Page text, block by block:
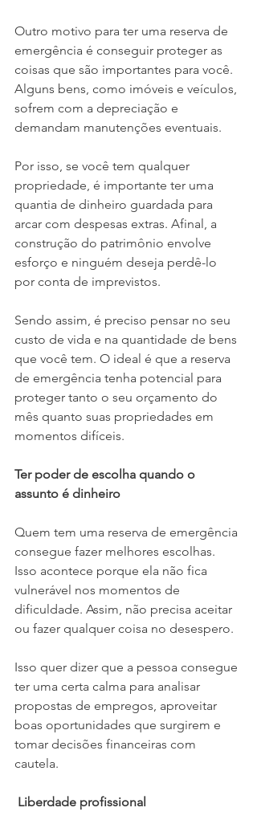
Outro motivo para ter uma reserva de
emergência é conseguir proteger as
coisas que são importantes para você.
Alguns bens, como imóveis e veículos,
sofrem com a depreciação e
demandam manutenções eventuais.
Por isso, se você tem qualquer
propriedade, é importante ter uma
quantia de dinheiro guardada para
arcar com despesas extras. Afinal, a
construção do patrimônio envolve
esforço e ninguém deseja perdê-lo
por conta de imprevistos.
Sendo assim, é preciso pensar no seu
custo de vida e na quantidade de bens
que você tem. O ideal é que a reserva
de emergência tenha potencial para
proteger tanto o seu orçamento do
mês quanto suas propriedades em
momentos difíceis.
Ter poder de escolha quando o
assunto é dinheiro
Quem tem uma reserva de emergência
consegue fazer melhores escolhas.
Isso acontece porque ela não fica
vulnerável nos momentos de
dificuldade. Assim, não precisa aceitar
ou fazer qualquer coisa no desespero.
Isso quer dizer que a pessoa consegue
ter uma certa calma para analisar
propostas de empregos, aproveitar
boas oportunidades que surgirem e
tomar decisões financeiras com
cautela.
Liberdade profissional